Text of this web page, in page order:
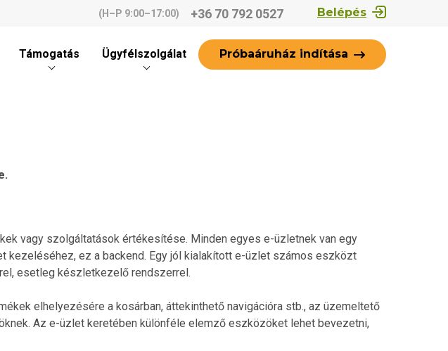
(H–P 9:00–17:00) +36 70 792 0527 Belépés
Támogatás Ügyfélszolgálat Próbaáruház indítása
vagy szolgáltatások értékesítése. Minden egyes e-üzletnek van egy
kezeléséhez, ez a backend. Egy jól kialakított e-üzlet számos eszközt
esetleg készletkezelő rendszerrel.
elhelyezésére a kosárban, áttekinthető navigációra stb., az üzemeltető
Az e-üzlet keretében különféle elemző eszközöket lehet bevezetni,